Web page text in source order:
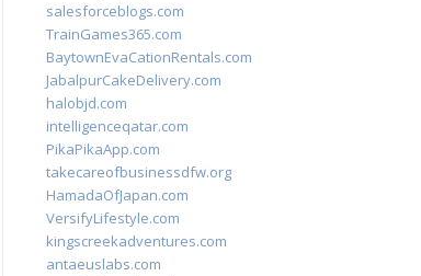
salesforceblogs.com
TrainGames365.com
BaytownEvaCationRentals.com
JabalpurCakeDelivery.com
halobjd.com
intelligenceqatar.com
PikaPikaApp.com
takecareofbusinessdfw.org
HamadaOfJapan.com
VersifyLifestyle.com
kingscreekadventures.com
antaeuslabs.com